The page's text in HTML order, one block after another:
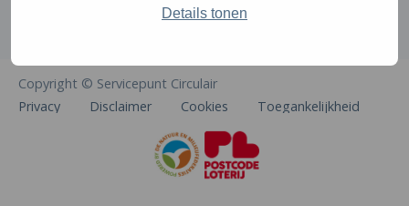
Details tonen
Copyright © Servicepunt Circulair
Privacy
Disclaimer Cookies Toegankelijkheid